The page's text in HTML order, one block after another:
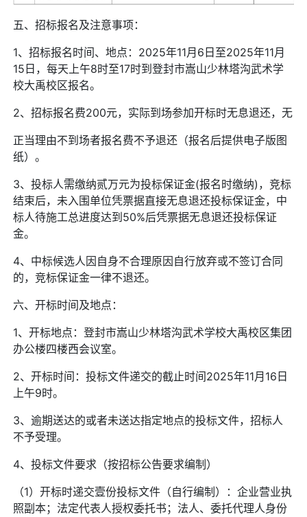
五、招标报名及注意事项：
1、招标报名时间、地点：2025年11月6日至2025年11月
15日，每天上午8时至17时到登封市嵩山少林塔沟武术学
校大禹校区报名。
2、招标报名费200元，实际到场参加开标时无息退还，无
正当理由不到场者报名费不予退还（报名后提供电子版图
纸）。
3、投标人需缴纳贰万元为投标保证金(报名时缴纳)，竞标
结束后，未入围单位凭票据直接无息退还投标保证金，中
标人待施工总进度达到50%后凭票据无息退还投标保证
金。
4、中标候选人因自身不合理原因自行放弃或不签订合同
的，竞标保证金一律不退还。
六、开标时间及地点：
1、开标地点：登封市嵩山少林塔沟武术学校大禹校区集团
办公楼四楼西会议室。
2、开标时间：投标文件递交的截止时间2025年11月16日
上午9时。
3、逾期送达的或者未送达指定地点的投标文件，招标人
不予受理。
4、投标文件要求（按招标公告要求编制）
（1）开标时递交壹份投标文件（自行编制）：企业营业执
照副本；法定代表人授权委托书；法人、委托代理人身份